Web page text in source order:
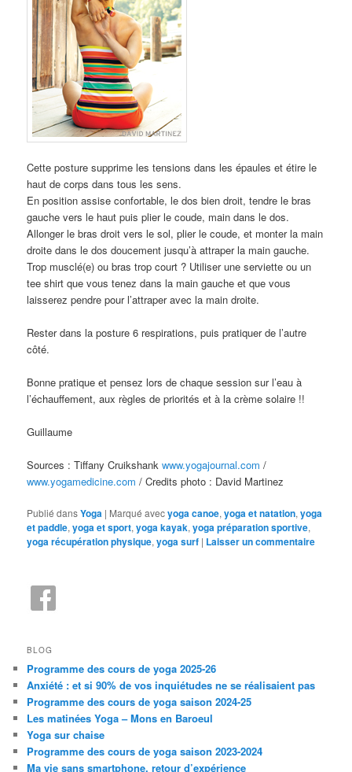
Cette posture supprime les tensions dans les épaules et étire le
haut de corps dans tous les sens.
En position assise confortable, le dos bien droit, tendre le bras
gauche vers le haut puis plier le coude, main dans le dos.
Allonger le bras droit vers le sol, plier le coude, et monter la main
droite dans le dos doucement jusqu’à attraper la main gauche.
Trop musclé(e) ou bras trop court ? Utiliser une serviette ou un
tee shirt que vous tenez dans la main gauche et que vous
laisserez pendre pour l’attraper avec la main droite.
Rester dans la posture 6 respirations, puis pratiquer de l’autre
côté.
Bonne pratique et pensez lors de chaque session sur l’eau à
l’échauffement, aux règles de priorités et à la crème solaire !!
Guillaume
Sources : Tiffany Cruikshankwww.yogajournal.com /
www.yogamedicine.com / Credits photo : David Martinez
Publié dansYoga | Marqué avecyoga canoe,yoga et natation,yoga
et paddle,yoga et sport,yoga kayak,yoga préparation sportive,
yoga récupération physique,yoga surf | Laisser un commentaire
BLOG
Programme des cours de yoga 2025-26
Anxiété : et si 90% de vos inquiétudes ne se réalisaient pas
Programme des cours de yoga saison 2024-25
Les matinées Yoga – Mons en Baroeul
Yoga sur chaise
Programme des cours de yoga saison 2023-2024
Ma vie sans smartphone, retour d’expérience